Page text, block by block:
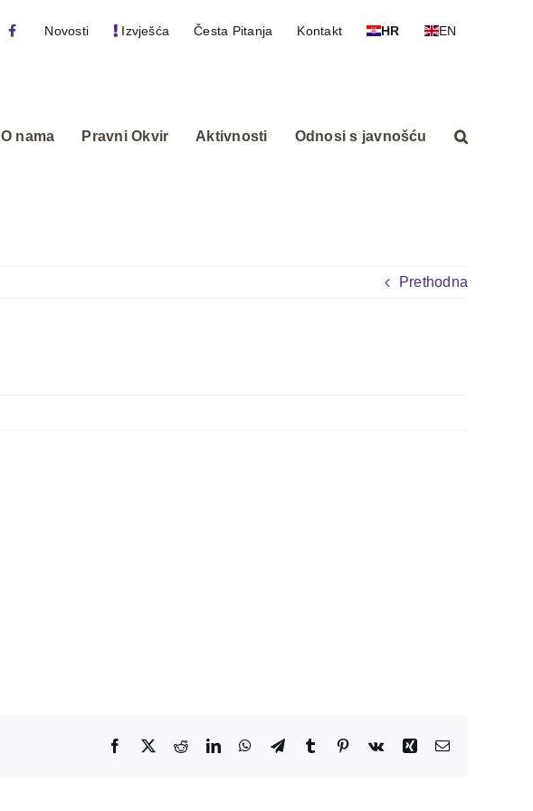
Novosti Izvješća Česta Pitanja Kontakt HR EN
O nama Pravni Okvir Aktivnosti Odnosi s javnošću
Prethodna
Facebook
X RedditLinkedInWhatsApp
TelegramTumblr Pinterest
Vk Xing Email: